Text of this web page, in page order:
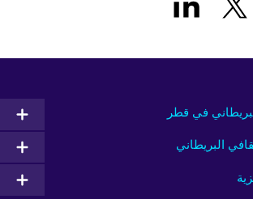
في قطر
البريطاني